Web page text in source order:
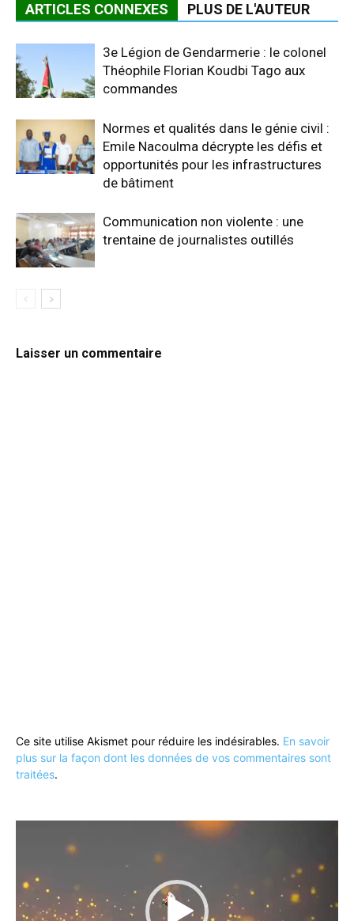
ARTICLES CONNEXES PLUS DE L'AUTEUR
3e Légion de Gendarmerie : le colonel
Théophile Florian Koudbi Tago aux
commandes
Normes et qualités dans le génie civil :
Emile Nacoulma décrypte les défis et
opportunités pour les infrastructures
de bâtiment
Communication non violente : une
trentaine de journalistes outillés
Laisser un commentaire
Ce site utilise Akismet pour réduire les indésirables. En savoir
plus sur la façon dont les données de vos commentaires sont
traitées.